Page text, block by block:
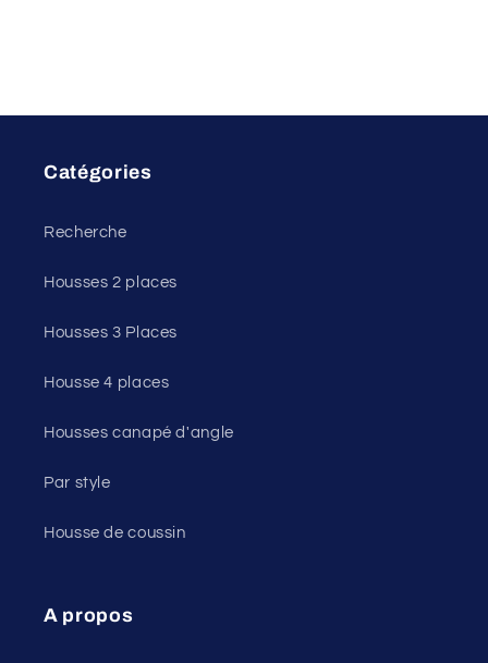
Catégories
Recherche
Housses 2 places
Housses 3 Places
Housse 4 places
Housses canapé d'angle
Par style
Housse de coussin
A propos